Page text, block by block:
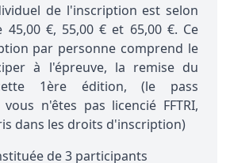
de l'inscription est selon
45,00 €, 55,00 € et 65,00 €. Ce
par personne comprend le
à l'épreuve, la remise du
1ère édition, (le pass
n'êtes pas licencié FFTRI,
dans les droits d'inscription)
de 3 participants